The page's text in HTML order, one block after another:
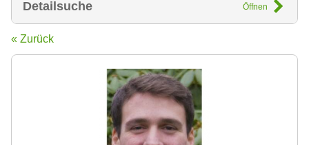
Detailsuche Öffnen
« Zurück